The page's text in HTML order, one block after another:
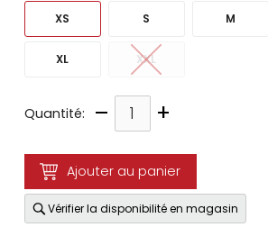
XS S M
XL XXL
Quantité: – +
Ajouter au panier
Vérifier la disponibilité en magasin